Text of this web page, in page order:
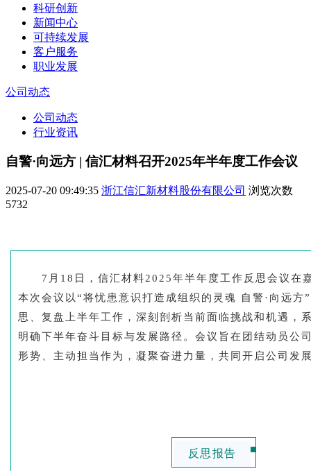
科研创新
新闻中心
可持续发展
客户服务
职业发展
公司动态
公司动态
行业资讯
自警·向远方 | 信汇材料召开2025年半年度工作会议
2025-07-20 09:49:35 浙江信汇新材料股份有限公司 浏览次数
5732
7月18日，信汇材料2025年半年度工作反思会议在
本次会议以“将忧患意识打造成组织的灵魂 自警·向远方
思、复盘上半年工作，深刻剖析当前面临挑战和机遇，
明确下半年奋斗目标与发展路径。会议旨在团结动员公
形势、主动担当作为，凝聚奋进力量，共同开启公司发
反思报告